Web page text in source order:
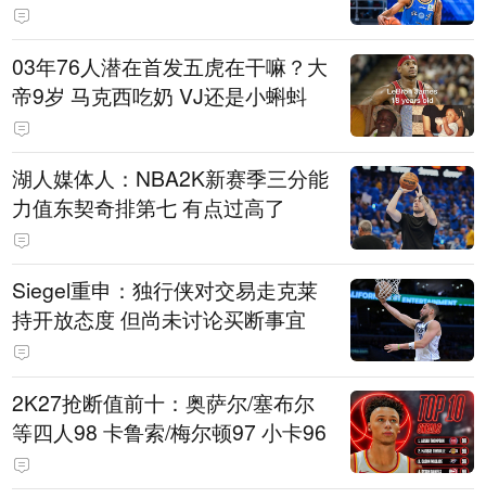
03年76人潜在首发五虎在干嘛？大
帝9岁 马克西吃奶 VJ还是小蝌蚪
湖人媒体人：NBA2K新赛季三分能
力值东契奇排第七 有点过高了
Siegel重申：独行侠对交易走克莱
持开放态度 但尚未讨论买断事宜
2K27抢断值前十：奥萨尔/塞布尔
等四人98 卡鲁索/梅尔顿97 小卡96